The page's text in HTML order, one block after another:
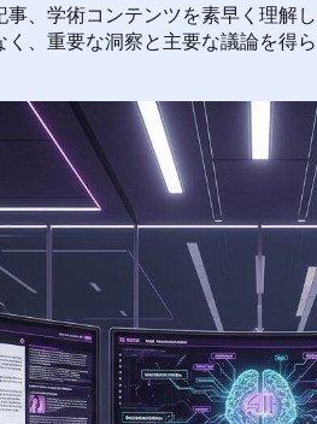
、学術コンテンツを素早く理解し
く、重要な洞察と主要な議論を得ら